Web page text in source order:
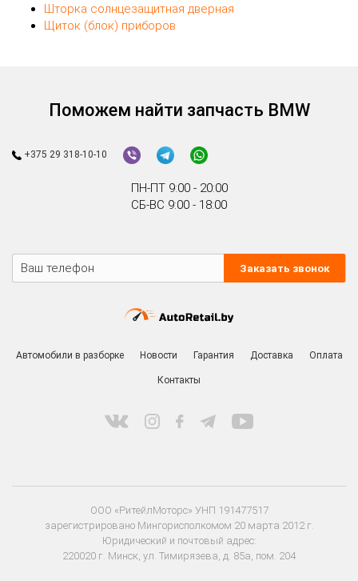
Шторка солнцезащитная дверная
Щиток (блок) приборов
Поможем найти запчасть BMW
+375 29 318-10-10
ПН-ПТ 9:00 - 20:00
СБ-ВС 9:00 - 18:00
Заказать звонок
Автомобили в разборке Новости Гарантия Доставка Оплата
Контакты
ООО «РитейлМоторс» УНП 191477517
зарегистрировано Мингорисполкомом 20 марта 2012 г.
Юридический и почтовый адрес:
220020 г. Минск, ул. Тимирязева, д. 85а, пом. 204